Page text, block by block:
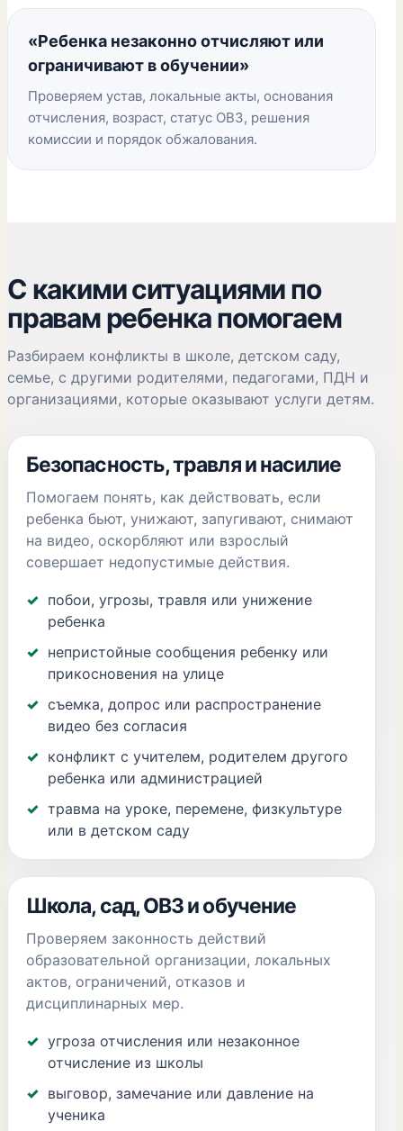
«Ребенка незаконно отчисляют или
ограничивают в обучении»
Проверяем устав, локальные акты, основания
отчисления, возраст, статус ОВЗ, решения
комиссии и порядок обжалования.
С какими ситуациями по
правам ребенка помогаем
Разбираем конфликты в школе, детском саду,
семье, с другими родителями, педагогами, ПДН и
организациями, которые оказывают услуги детям.
Безопасность, травля и насилие
Помогаем понять, как действовать, если
ребенка бьют, унижают, запугивают, снимают
на видео, оскорбляют или взрослый
совершает недопустимые действия.
побои, угрозы, травля или унижение
ребенка
непристойные сообщения ребенку или
прикосновения на улице
съемка, допрос или распространение
видео без согласия
конфликт с учителем, родителем другого
ребенка или администрацией
травма на уроке, перемене, физкультуре
или в детском саду
Школа, сад, ОВЗ и обучение
Проверяем законность действий
образовательной организации, локальных
актов, ограничений, отказов и
дисциплинарных мер.
угроза отчисления или незаконное
отчисление из школы
выговор, замечание или давление на
ученика